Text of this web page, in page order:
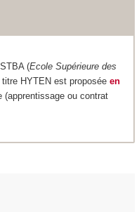
(Ecole Supérieure des
HYTEN est proposée en
(apprentissage ou contrat